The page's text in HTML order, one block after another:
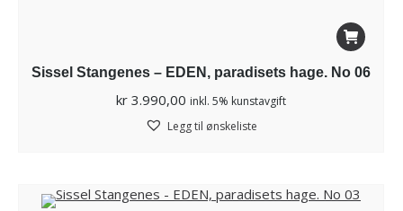
Sissel Stangenes – EDEN, paradisets hage. No 06
kr 3.990,00 inkl. 5% kunstavgift
Legg til ønskeliste